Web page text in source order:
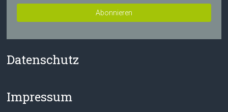
Datenschutz
Impressum